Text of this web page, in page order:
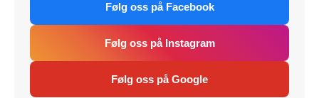
Følg oss på Facebook
Følg oss på Instagram
Følg oss på Google